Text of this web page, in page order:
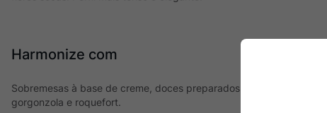
Harmonize com
Sobremesas à base de creme, doces preparados com frutas
gorgonzola e roquefort.